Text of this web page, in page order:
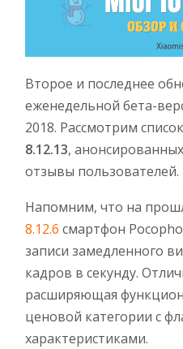
Второе и последнее
еженедельной бета-
2018. Рассмотрим
8.12.13,
отзывы пользователей.
Напомним, что на
8.12.6 смартфон
записи замедленного
кадров в секунду.
расширяющая
ценовой категории с
характеристиками.